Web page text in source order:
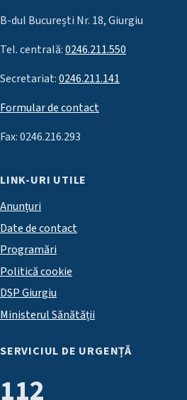
B-dul București Nr. 18, Giurgiu
Tel. centrală:0246.211.550
Secretariat:0246.211.141
Formular de contact
Fax: 0246.216.293
LINK-URI UTILE
Anunțuri
Date de contact
Programări
Politică cookie
DSP Giurgiu
Ministerul Sănătății
SERVICIUL DE URGENȚĂ
112